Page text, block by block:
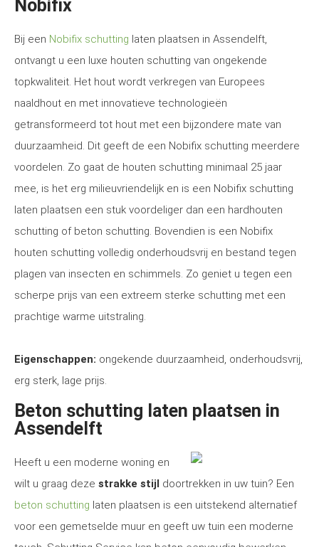
Nobifix
Bij een Nobifix schutting laten plaatsen in Assendelft,
ontvangt u een luxe houten schutting van ongekende
topkwaliteit. Het hout wordt verkregen van Europees
naaldhout en met innovatieve technologieën
getransformeerd tot hout met een bijzondere mate van
duurzaamheid. Dit geeft de een Nobifix schutting meerdere
voordelen. Zo gaat de houten schutting minimaal 25 jaar
mee, is het erg milieuvriendelijk en is een Nobifix schutting
laten plaatsen een stuk voordeliger dan een hardhouten
schutting of beton schutting. Bovendien is een Nobifix
houten schutting volledig onderhoudsvrij en bestand tegen
plagen van insecten en schimmels. Zo geniet u tegen een
scherpe prijs van een extreem sterke schutting met een
prachtige warme uitstraling.
Eigenschappen: ongekende duurzaamheid, onderhoudsvrij,
erg sterk, lage prijs.
Beton schutting laten plaatsen in
Assendelft
Heeft u een moderne woning en
wilt u graag deze strakke stijl doortrekken in uw tuin? Een
beton schutting laten plaatsen is een uitstekend alternatief
voor een gemetselde muur en geeft uw tuin een moderne